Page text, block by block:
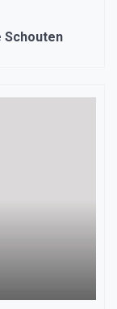
Schouten